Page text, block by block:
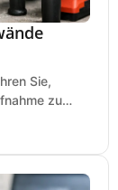
Sie,
zu